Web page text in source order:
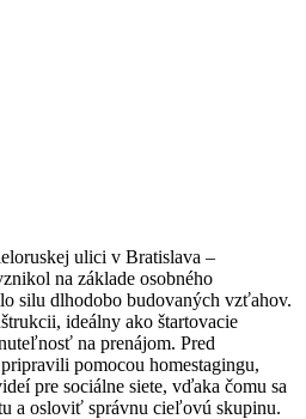
ulici v Bratislava –
na základe osobného
silu dlhodobo budovaných vzťahov.
ideálny ako štartovacie
na prenájom. Pred
pomocou homestagingu,
pre sociálne siete, vďaka čomu sa
a osloviť správnu cieľovú skupinu.